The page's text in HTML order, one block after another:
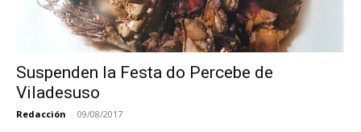
Suspenden la Festa do Percebe de
Viladesuso
Redacción - 09/08/2017